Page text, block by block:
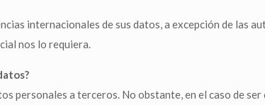
internacionales de sus datos, a excepción de las
nos lo requiera.
personales a terceros. No obstante, en el caso de